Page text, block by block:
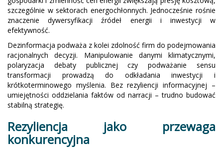
szczególnie w sektorach energochłonnych. Jednocześnie rośnie
znaczenie dywersyfikacji źródeł energii i inwestycji w
efektywność.
Dezinformacja podważa z kolei zdolność firm do podejmowania
racjonalnych decyzji. Manipulowanie danymi klimatycznymi,
polaryzacja debaty publicznej czy podważanie sensu
transformacji prowadzą do odkładania inwestycji i
krótkoterminowego myślenia. Bez rezyliencji informacyjnej –
umiejętności oddzielania faktów od narracji – trudno budować
stabilną strategię.
Rezyliencja jako przewaga
konkurencyjna